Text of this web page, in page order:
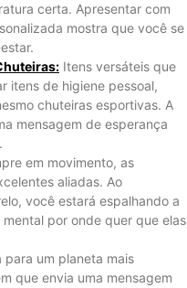
certa. Apresentar com
mostra que você se
Itens versáteis que
itens de higiene pessoal,
chuteiras esportivas. A
mensagem de esperança
em movimento, as
aliadas. Ao
você estará espalhando a
por onde quer que elas
para um planeta mais
que envia uma mensagem